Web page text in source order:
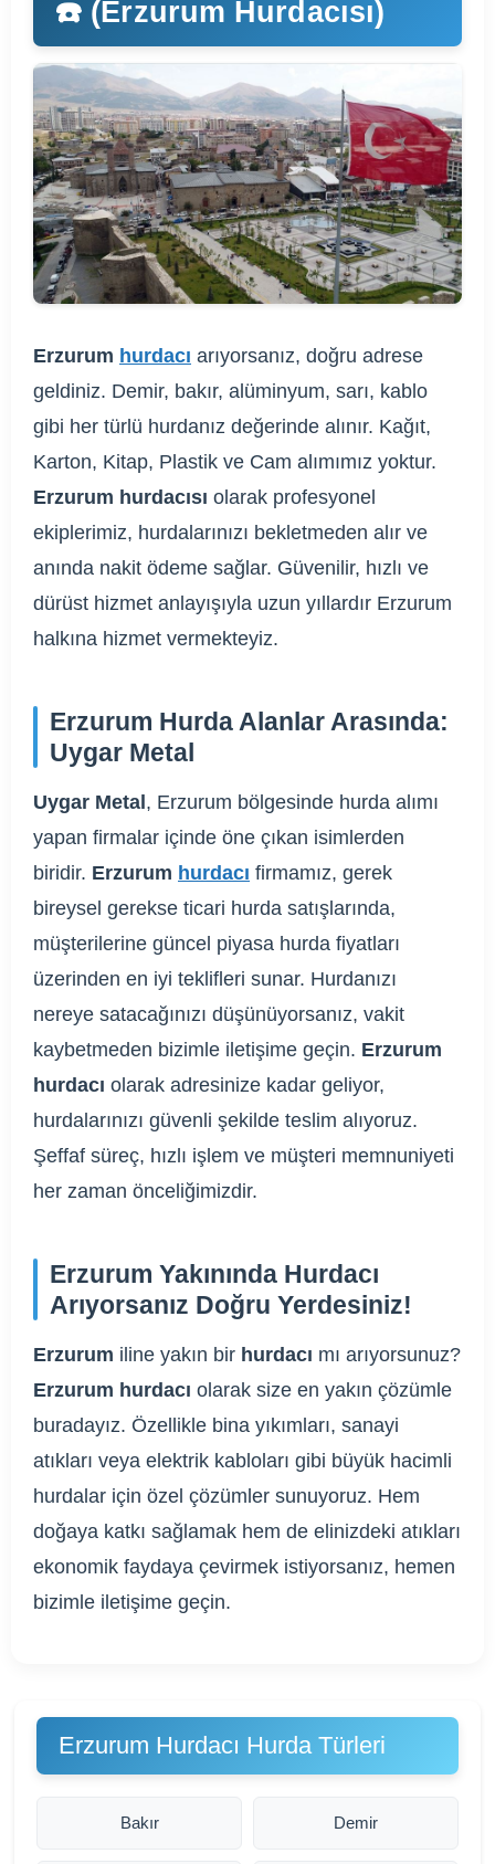
☎️ (Erzurum Hurdacısı)
Erzurum hurdacı arıyorsanız, doğru adrese
geldiniz. Demir, bakır, alüminyum, sarı, kablo
gibi her türlü hurdanız değerinde alınır. Kağıt,
Karton, Kitap, Plastik ve Cam alımımız yoktur.
Erzurum hurdacısı olarak profesyonel
ekiplerimiz, hurdalarınızı bekletmeden alır ve
anında nakit ödeme sağlar. Güvenilir, hızlı ve
dürüst hizmet anlayışıyla uzun yıllardır Erzurum
halkına hizmet vermekteyiz.
Erzurum Hurda Alanlar Arasında:
Uygar Metal
Uygar Metal , Erzurum bölgesinde hurda alımı
yapan firmalar içinde öne çıkan isimlerden
biridir. Erzurum hurdacı firmamız, gerek
bireysel gerekse ticari hurda satışlarında,
müşterilerine güncel piyasa hurda fiyatları
üzerinden en iyi teklifleri sunar. Hurdanızı
nereye satacağınızı düşünüyorsanız, vakit
kaybetmeden bizimle iletişime geçin. Erzurum
hurdacı olarak adresinize kadar geliyor,
hurdalarınızı güvenli şekilde teslim alıyoruz.
Şeffaf süreç, hızlı işlem ve müşteri memnuniyeti
her zaman önceliğimizdir.
Erzurum Yakınında Hurdacı
Arıyorsanız Doğru Yerdesiniz!
Erzurum iline yakın bir hurdacı mı arıyorsunuz?
Erzurum hurdacı olarak size en yakın çözümle
buradayız. Özellikle bina yıkımları, sanayi
atıkları veya elektrik kabloları gibi büyük hacimli
hurdalar için özel çözümler sunuyoruz. Hem
doğaya katkı sağlamak hem de elinizdeki atıkları
ekonomik faydaya çevirmek istiyorsanız, hemen
bizimle iletişime geçin.
Erzurum Hurdacı Hurda Türleri
Bakır Demir